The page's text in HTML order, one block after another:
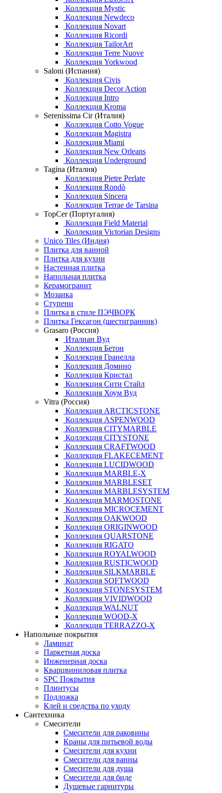
Коллекция Mystic
Коллекция Newdeco
Коллекция Novart
Коллекция Ricordi
Коллекция TailorArt
Коллекция Terre Nuove
Коллекция Yorkwood
Saloni (Испания)
Коллекция Civis
Коллекция Decor Action
Коллекция Intro
Коллекция Kroma
Serenissima Cir (Италия)
Коллекция Cotto Vogue
Коллекция Magistra
Коллекция Miami
Коллекция New Orleans
Коллекция Underground
Tagina (Италия)
Коллекция Pietre Perlate
Коллекция Rondò
Коллекция Sincera
Коллекция Terrae de Tarsina
TopCer (Португалия)
Коллекция Field Material
Коллекция Victorian Designs
Unico Tiles (Индия)
Плитка для ванной
Плитка для кухни
Настенная плитка
Напольная плитка
Керамогранит
Мозаика
Ступени
Плитка в стиле ПЭЧВОРК
Плитка Гексагон (шестигранник)
Grasaro (Россия)
Италиан Вуд
Коллекция Бетон
Коллекция Гранелла
Коллекция Домино
Коллекция Кристал
Коллекция Сити Стайл
Коллекция Хоум Вуд
Vitra (Россия)
Коллекция ARCTICSTONE
Коллекция ASPENWOOD
Коллекция CITYMARBLE
Коллекция CITYSTONE
Коллекция CRAFTWOOD
Коллекция FLAKECEMENT
Коллекция LUCIDWOOD
Коллекция MARBLE-X
Коллекция MARBLESET
Коллекция MARBLESYSTEM
Коллекция MARMOSTONE
Коллекция MICROCEMENT
Коллекция OAKWOOD
Коллекция ORIGINWOOD
Коллекция QUARSTONE
Коллекция RIGATO
Коллекция ROYALWOOD
Коллекция RUSTICWOOD
Коллекция SILKMARBLE
Коллекция SOFTWOOD
Коллекция STONESYSTEM
Коллекция VIVIDWOOD
Коллекция WALNUT
Коллекция WOOD-X
Коллекция ТЕRRАZZO-X
Напольные покрытия
Ламинат
Паркетная доска
Инженерная доска
Кварцвиниловая плитка
SPC Покрытия
Плинтусы
Подложка
Клей и средства по уходу
Сантехника
Смесители
Смесители для раковины
Краны для питьевой воды
Смесители для кухни
Смесители для ванны
Смесители для душа
Смесители для биде
Душевые гарнитуры